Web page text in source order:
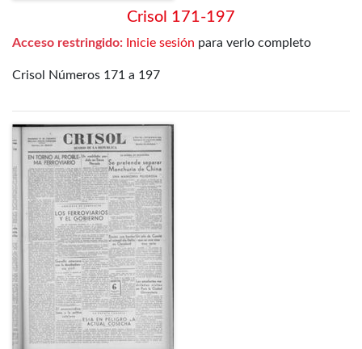
Crisol 171-197
Acceso restringido: Inicie sesión para verlo completo
Crisol Números 171 a 197